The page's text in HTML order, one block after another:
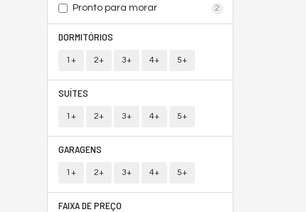
Pronto para morar
2
DORMITÓRIOS
1+ 2+ 3+ 4+ 5+
SUÍTES
1+ 2+ 3+ 4+ 5+
GARAGENS
1+ 2+ 3+ 4+ 5+
FAIXA DE PREÇO